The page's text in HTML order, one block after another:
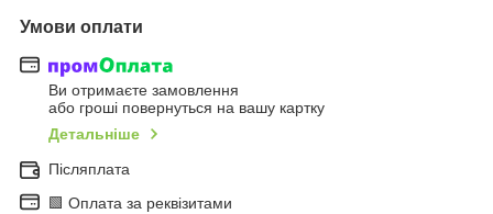
Умови оплати
Ви отримаєте замовлення
або гроші повернуться на вашу картку
Детальніше
Післяплата
🟩 Оплата за реквізитами